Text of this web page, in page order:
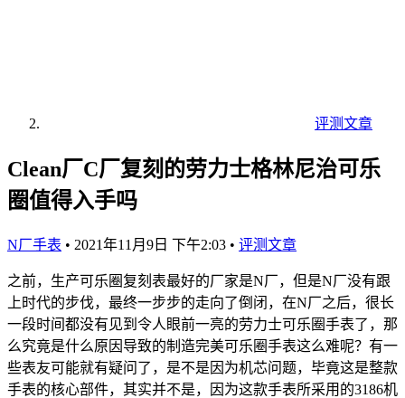
评测文章
Clean厂C厂复刻的劳力士格林尼治可乐
圈值得入手吗
N厂手表 • 2021年11月9日 下午2:03 • 评测文章
之前，生产可乐圈复刻表最好的厂家是N厂，但是N厂没有跟
上时代的步伐，最终一步步的走向了倒闭，在N厂之后，很长
一段时间都没有见到令人眼前一亮的劳力士可乐圈手表了，那
么究竟是什么原因导致的制造完美可乐圈手表这么难呢？有一
些表友可能就有疑问了，是不是因为机芯问题，毕竟这是整款
手表的核心部件，其实并不是，因为这款手表所采用的3186机